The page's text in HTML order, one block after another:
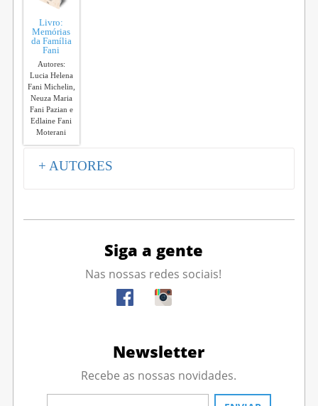
Livro:
Memórias
da Família
Fani
Autores:
Lucia Helena
Fani Michelin,
Neuza Maria
Fani Pazian e
Edlaine Fani
Moterani
+ AUTORES
Siga a gente
Nas nossas redes sociais!
Newsletter
Recebe as nossas novidades.